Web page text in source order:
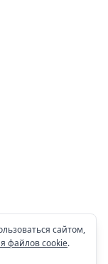
сайтом,
файлов cookie.